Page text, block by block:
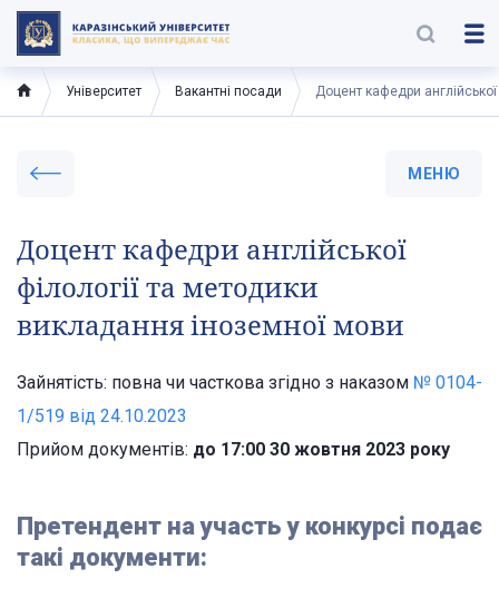
Університет Вакантні посади Доцент кафедри
МЕНЮ
Доцент кафедри англійської
філології та методики
викладання іноземної мови
Зайнятість: повна чи часткова згідно з наказом № 0104-
1/519 вiд 24.10.2023
Прийом документів: до 17:00 30 жовтня 2023 року
Претендент на участь у конкурсі подає
такі документи: